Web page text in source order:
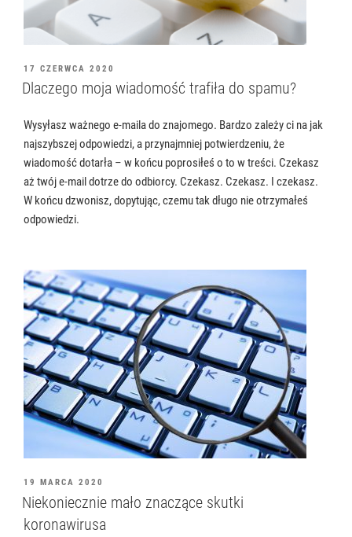
OPUBLIKOWANE
W
17 CZERWCA 2020
Dlaczego moja wiadomość trafiła do spamu?
Wysyłasz ważnego e-maila do znajomego. Bardzo zależy ci na jak
najszybszej odpowiedzi, a przynajmniej potwierdzeniu, że
wiadomość dotarła – w końcu poprosiłeś o to w treści. Czekasz
aż twój e-mail dotrze do odbiorcy. Czekasz. Czekasz. I czekasz.
W końcu dzwonisz, dopytując, czemu tak długo nie otrzymałeś
odpowiedzi.
OPUBLIKOWANE
W
19 MARCA 2020
Niekoniecznie mało znaczące skutki
koronawirusa